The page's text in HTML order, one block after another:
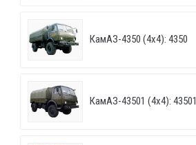
КамАЗ-4350 (4х4): 4350
КамАЗ-43501 (4х4): 43501